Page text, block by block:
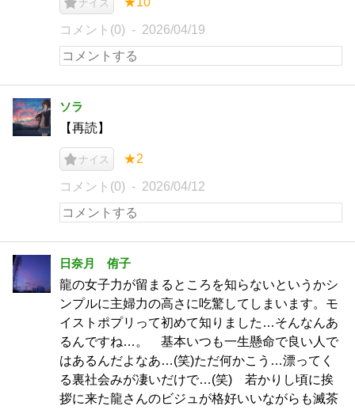
ナイス
コメント(0) 2026/04/19
ソラ
【再読】
ナイス ★2
コメント(0) 2026/04/12
日奈月 侑子
龍の女子力が留まるところを知らないというかシ
ンプルに主婦力の高さに吃驚してしまいます。モ
イストポプリって初めて知りました…そんなんあ
るんですね…。 基本いつも一生懸命で良い人で
はあるんだよなあ…(笑)ただ何かこう…漂ってく
る裏社会みが凄いだけで…(笑) 若かりし頃に挨
拶に来た龍さんのビジュが格好いいながらも滅茶